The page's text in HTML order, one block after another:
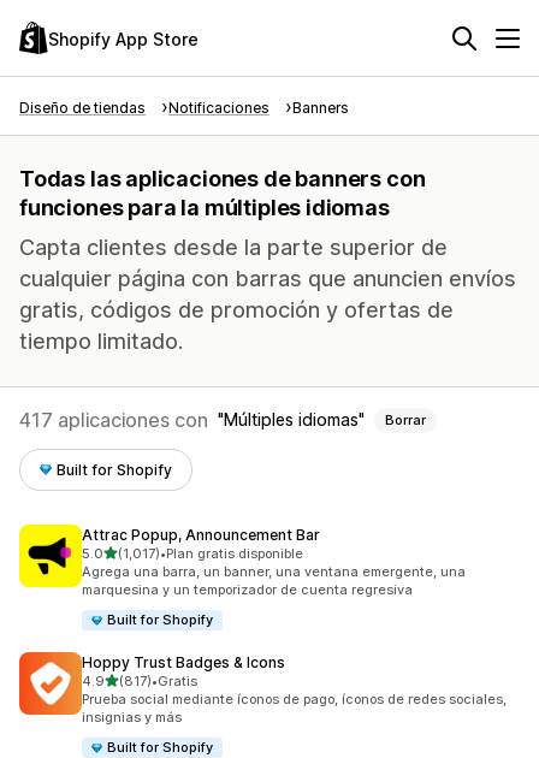
Shopify App Store
Diseño de tiendas Notificaciones Banners
Todas las aplicaciones de banners con
funciones para la múltiples idiomas
Capta clientes desde la parte superior de
cualquier página con barras que anuncien envíos
gratis, códigos de promoción y ofertas de
tiempo limitado.
417 aplicaciones con Múltiples idiomas Borrar
Built for Shopify
Attrac Popup, Announcement Bar
5.0de 5 estrellas
(1,017)
1017 reseñas en total
•Plan gratis disponible
Agrega una barra, un banner, una ventana emergente, una
marquesina y un temporizador de cuenta regresiva
Built for Shopify
Hoppy Trust Badges & Icons
4.9de 5 estrellas
(817)
817 reseñas en total
•Gratis
Prueba social mediante íconos de pago, íconos de redes sociales,
insignias y más
Built for Shopify